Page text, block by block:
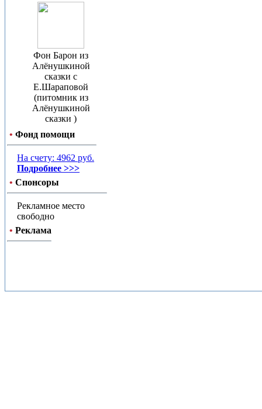
Фон Барон из
Алёнушкиной
сказки с
Е.Шараповой
(питомник из
Алёнушкиной
сказки )
• Фонд помощи
На счету: 4962 руб.
Подробнее >>>
• Спонсоры
Рекламное место
свободно
• Реклама